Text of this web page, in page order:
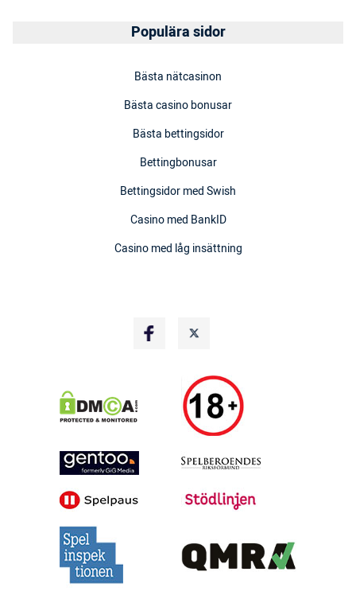
Populära sidor
Bästa nätcasinon
Bästa casino bonusar
Bästa bettingsidor
Bettingbonusar
Bettingsidor med Swish
Casino med BankID
Casino med låg insättning